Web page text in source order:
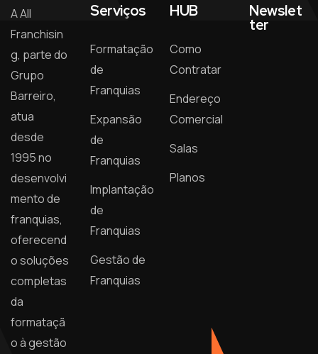
A All
Franchisin
g, parte do
Grupo
Barreiro,
atua
desde
1995 no
desenvolvi
mento de
franquias,
oferecend
o soluções
completas
da
formataçã
o à gestão
Serviços
Formatação
de
Franquias
Expansão
de
Franquias
Implantação
de
Franquias
Gestão de
Franquias
HUB
Como
Contratar
Endereço
Comercial
Salas
Planos
Newslet
ter